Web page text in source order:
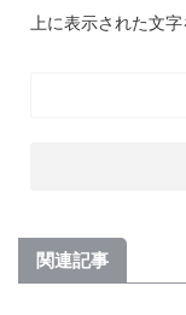
上に表示された文
関連記事